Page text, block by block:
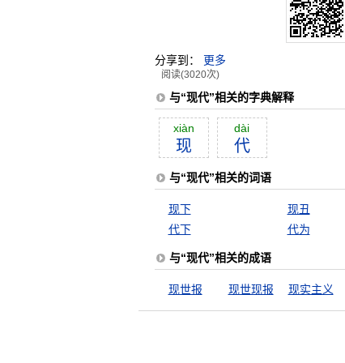
分享到： 更多
阅读(3020次)
与“现代”相关的字典解释
xiàn
现
dài
代
与“现代”相关的词语
现下 现丑
代下
代为
与“现代”相关的成语
现世报 现世现报 现实主义